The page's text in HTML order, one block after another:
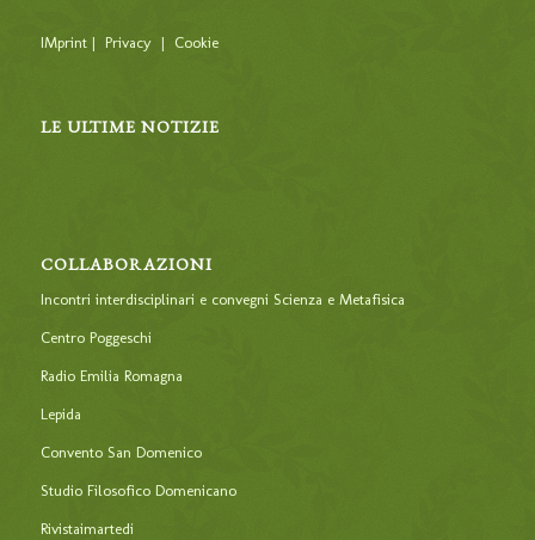
IMprint| Privacy| Cookie
LE ULTIME NOTIZIE
COLLABORAZIONI
Incontri interdisciplinari e convegni Scienza e Metafisica
Centro Poggeschi
Radio Emilia Romagna
Lepida
Convento San Domenico
Studio Filosofico Domenicano
Rivistaimartedi